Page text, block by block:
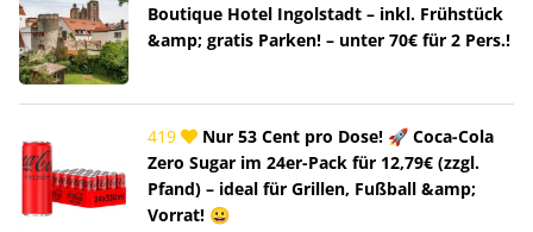
Boutique Hotel Ingolstadt – inkl. Frühstück
&amp; gratis Parken! – unter 70€ für 2 Pers.!
419
Nur 53 Cent pro Dose! 🚀 Coca-Cola
Zero Sugar im 24er-Pack für 12,79€ (zzgl.
Pfand) – ideal für Grillen, Fußball &amp;
Vorrat! 😀